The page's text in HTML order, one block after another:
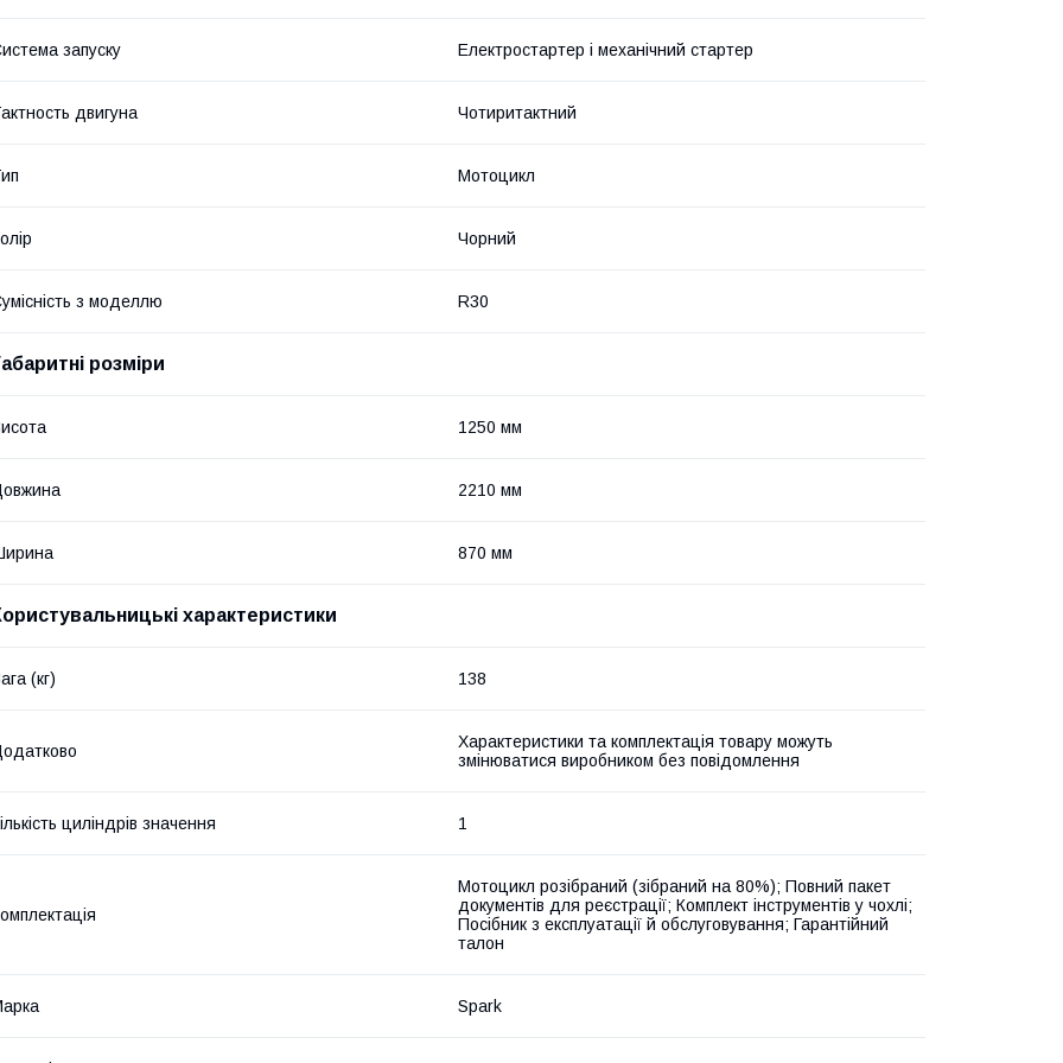
запуску Електростартер і механічний стартер
двигуна Чотиритактний
Мотоцикл
Чорний
з моделлю R30
розміри
1250 мм
2210 мм
870 мм
характеристики
(кг) 138
Характеристики та комплектація товару можуть
змінюватися виробником без повідомлення
циліндрів значення 1
Мотоцикл розібраний (зібраний на 80%); Повний пакет
документів для реєстрації; Комплект інструментів у чохлі;
Посібник з експлуатації й обслуговування; Гарантійний
талон
Spark